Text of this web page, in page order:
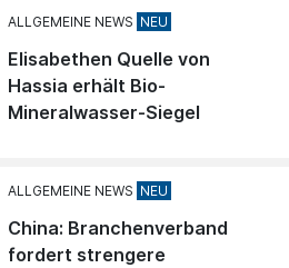
ALLGEMEINE NEWS
Elisabethen Quelle von
Hassia erhält Bio-
Mineralwasser-Siegel
ALLGEMEINE NEWS
China: Branchenverband
fordert strengere